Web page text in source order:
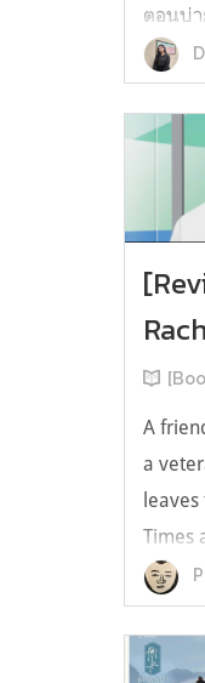
ตอนบ่
หัว 💡
ว่าควร
ตั้งแต่
[Book
A
a
Times
ที่สุดล